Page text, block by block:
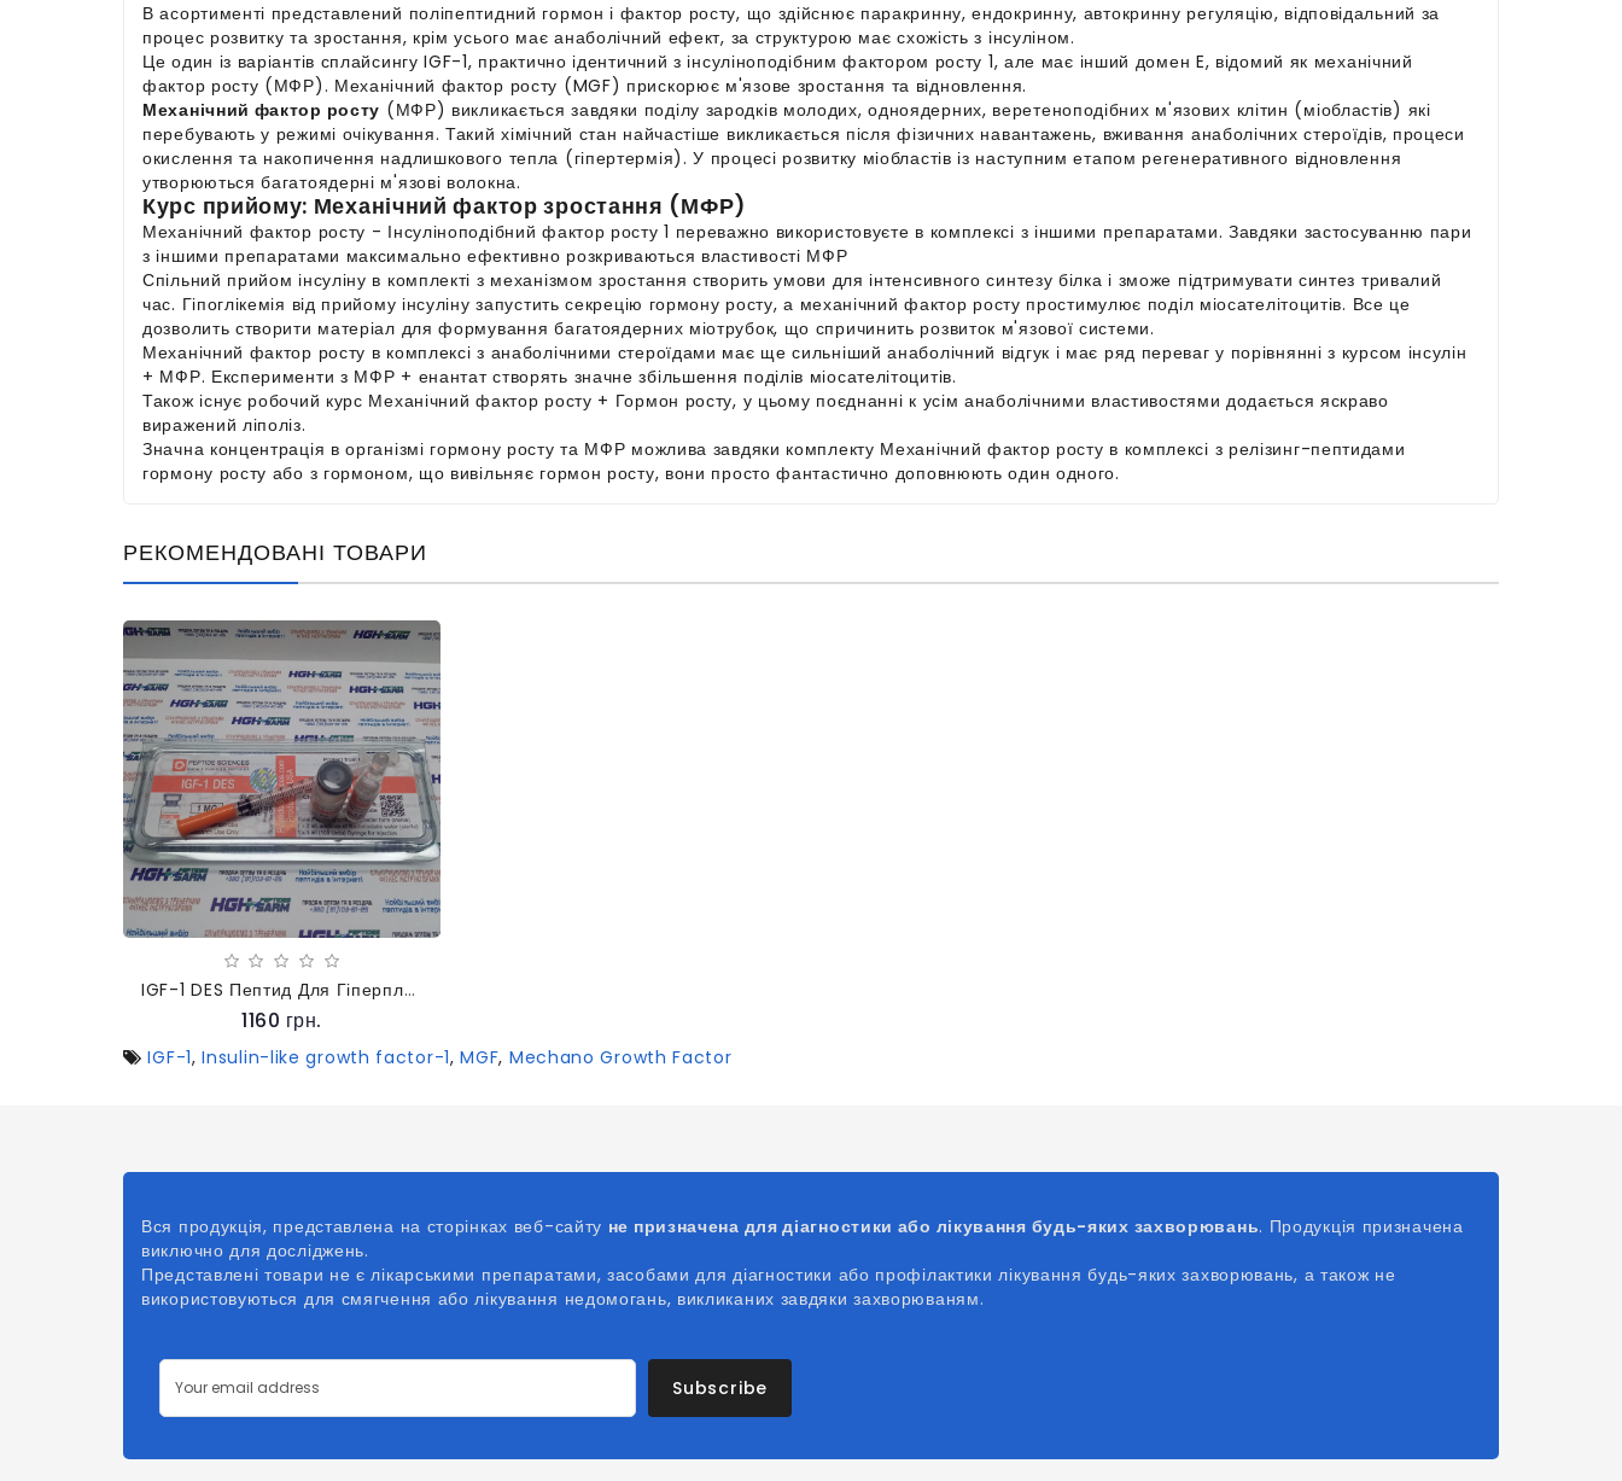
В асортименті представлений поліпептидний гормон і фактор росту, що здійснює паракринну, ендокринну, автокринну регуляцію, відповідальний за
процес розвитку та зростання, крім усього має анаболічний ефект, за структурою має схожість з інсуліном.
Це один із варіантів сплайсингу IGF-1, практично ідентичний з інсуліноподібним фактором росту 1, але має інший домен E, відомий як механічний
фактор росту (МФР). Механічний фактор росту (MGF) прискорює м'язове зростання та відновлення.
Механічний фактор росту (МФР) викликається завдяки поділу зародків молодих, одноядерних, веретеноподібних м'язових клітин (міобластів) які
перебувають у режимі очікування. Такий хімічний стан найчастіше викликається після фізичних навантажень, вживання анаболічних стероїдів, процеси
окислення та накопичення надлишкового тепла (гіпертермія). У процесі розвитку міобластів із наступним етапом регенеративного відновлення
утворюються багатоядерні м'язові волокна.
Курс прийому: Механічний фактор зростання (МФР)
Механічний фактор росту - Інсуліноподібний фактор росту 1 переважно використовуєте в комплексі з іншими препаратами. Завдяки застосуванню пари
з іншими препаратами максимально ефективно розкриваються властивості МФР
Спільний прийом інсуліну в комплекті з механізмом зростання створить умови для інтенсивного синтезу білка і зможе підтримувати синтез тривалий
час. Гіпоглікемія від прийому інсуліну запустить секрецію гормону росту, а механічний фактор росту простимулює поділ міосателітоцитів. Все це
дозволить створити матеріал для формування багатоядерних міотрубок, що спричинить розвиток м'язової системи.
Механічний фактор росту в комплексі з анаболічними стероїдами має ще сильніший анаболічний відгук і має ряд переваг у порівнянні з курсом інсулін
+ МФР. Експерименти з МФР + енантат створять значне збільшення поділів міосателітоцитів.
Також існує робочий курс Механічний фактор росту + Гормон росту, у цьому поєднанні к усім анаболічними властивостями додається яскраво
виражений ліполіз.
Значна концентрація в організмі гормону росту та МФР можлива завдяки комплекту Механічний фактор росту в комплексі з релізинг-пептидами
гормону росту або з гормоном, що вивільняє гормон росту, вони просто фантастично доповнюють один одного.
РЕКОМЕНДОВАНІ ТОВАРИ
IGF-1 DES Пептид Для Гіперплазії
1160 грн.
IGF-1,Insulin-like growth factor-1,MGF, Mechano Growth Factor
Вся продукція, представлена на сторінках веб-сайту не призначена для діагностики або лікування будь-яких захворювань. Продукція призначена
виключно для досліджень.
Представлені товари не є лікарськими препаратами, засобами для діагностики або профілактики лікування будь-яких захворювань, а також не
використовуються для смягчення або лікування недомогань, викликаних завдяки захворюваням.
Subscribe